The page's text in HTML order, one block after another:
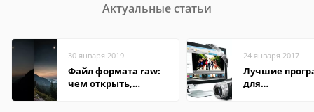
Актуальные статьи
30 января 2019
Файл формата raw:
чем открыть,
24 января 2017
Лучшие
для